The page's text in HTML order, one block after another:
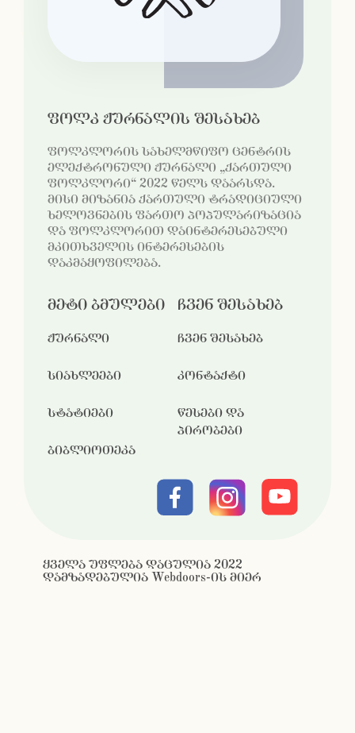
ფოლკ ჟურნალის შესახებ
ფოლკლორის სახელმწიფო ცენტრის
ელექტრონული ჟურნალი „ქართული
ფოლკლორი“ 2022 წელს დაარსდა.
მისი მიზანია ქართული ტრადიციული
ხელოვნების ფართო პოპულარიზაცია
და ფოლკლორით დაინტერესებული
მკითხველის ინტერესების
დაკმაყოფილება.
მეტი ბმულები
ჟურნალი
სიახლეები
სტატიები
ბიბლიოთეკა
ჩვენ შესახებ
ჩვენ შესახებ
კონტაქტი
წესები და
პირობები
ყველა უფლება დაცულია 2022
დამზადებულია Webdoors-ის მიერ